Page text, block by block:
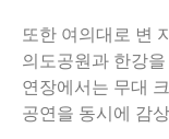
또한 여의대로 변
의도공원과 한강
연장에서는 무대
공연을 동시에 감